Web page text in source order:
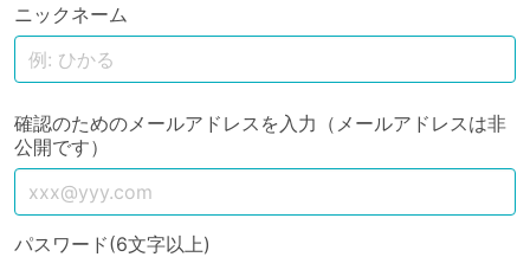
ニックネーム
確認のためのメールアドレスを入力（メールアドレスは非
公開です）
パスワード(6文字以上)